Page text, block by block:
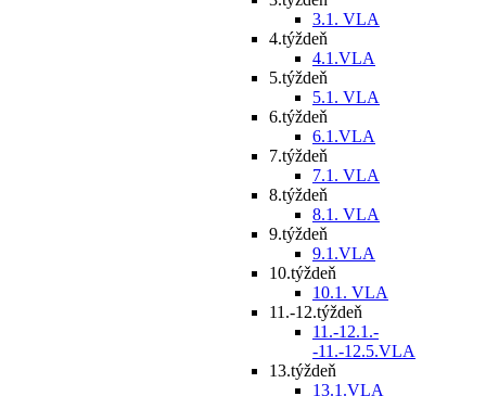
3.1. VLA
4.týždeň
4.1.VLA
5.týždeň
5.1. VLA
6.týždeň
6.1.VLA
7.týždeň
7.1. VLA
8.týždeň
8.1. VLA
9.týždeň
9.1.VLA
10.týždeň
10.1. VLA
11.-12.týždeň
11.-12.1.-
-11.-12.5.VLA
13.týždeň
13.1.VLA